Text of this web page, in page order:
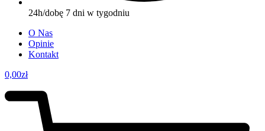
24h/dobę 7 dni w tygodniu
O Nas
Opinie
Kontakt
0,00zł